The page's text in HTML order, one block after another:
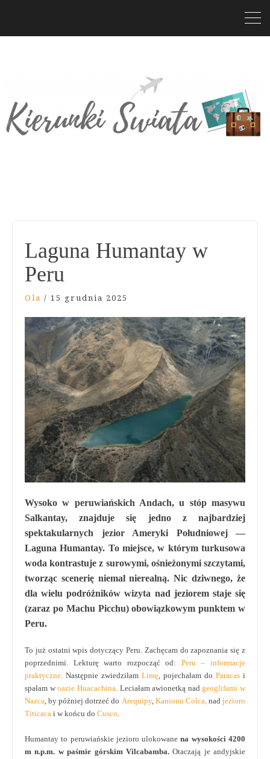
Laguna Humantay w
Peru
Ola / 15 grudnia 2025
Wysoko w peruwiańskich Andach, u stóp masywu
Salkantay, znajduje się jedno z najbardziej
spektakularnych jezior Ameryki Południowej —
Laguna Humantay. To miejsce, w którym turkusowa
woda kontrastuje z surowymi, ośnieżonymi szczytami,
tworząc scenerię niemal nierealną. Nic dziwnego, że
dla wielu podróżników wizyta nad jeziorem staje się
(zaraz po Machu Picchu) obowiązkowym punktem w
Peru.
To już ostatni wpis dotyczący Peru. Zachęcam do zapoznania się z
poprzednimi. Lekturę warto rozpocząć od: Peru – informacje
praktyczne. Następnie zwiedziłam Limę, pojechałam do Paracas i
spałam woazie Huacachina. Leciałam awionetką nadgeoglifami w
Nazca, by później dotrzeć do Arequipy, Kanionu Colca, nadjezioro
Titicaca i w końcu do Cusco.
Humantay to peruwiańskie jezioro ulokowanena wysokości 4200
m n.p.m. w paśmie górskim Vilcabamba.Otaczają je andyjskie